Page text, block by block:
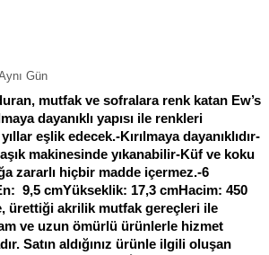
Gün
mutfak ve sofralara renk katan Ew’s
dayanıklı yapısı ile renkleri
eşlik edecek.-Kırılmaya dayanıklıdır-
makinesinde yıkanabilir-Küf ve koku
zararlı hiçbir madde içermez.-6
9,5 cmYükseklik: 17,3 cmHacim: 450
ürettiği akrilik mutfak gereçleri ile
ve uzun ömürlü ürünlerle hizmet
Satın aldığınız ürünle ilgili oluşan